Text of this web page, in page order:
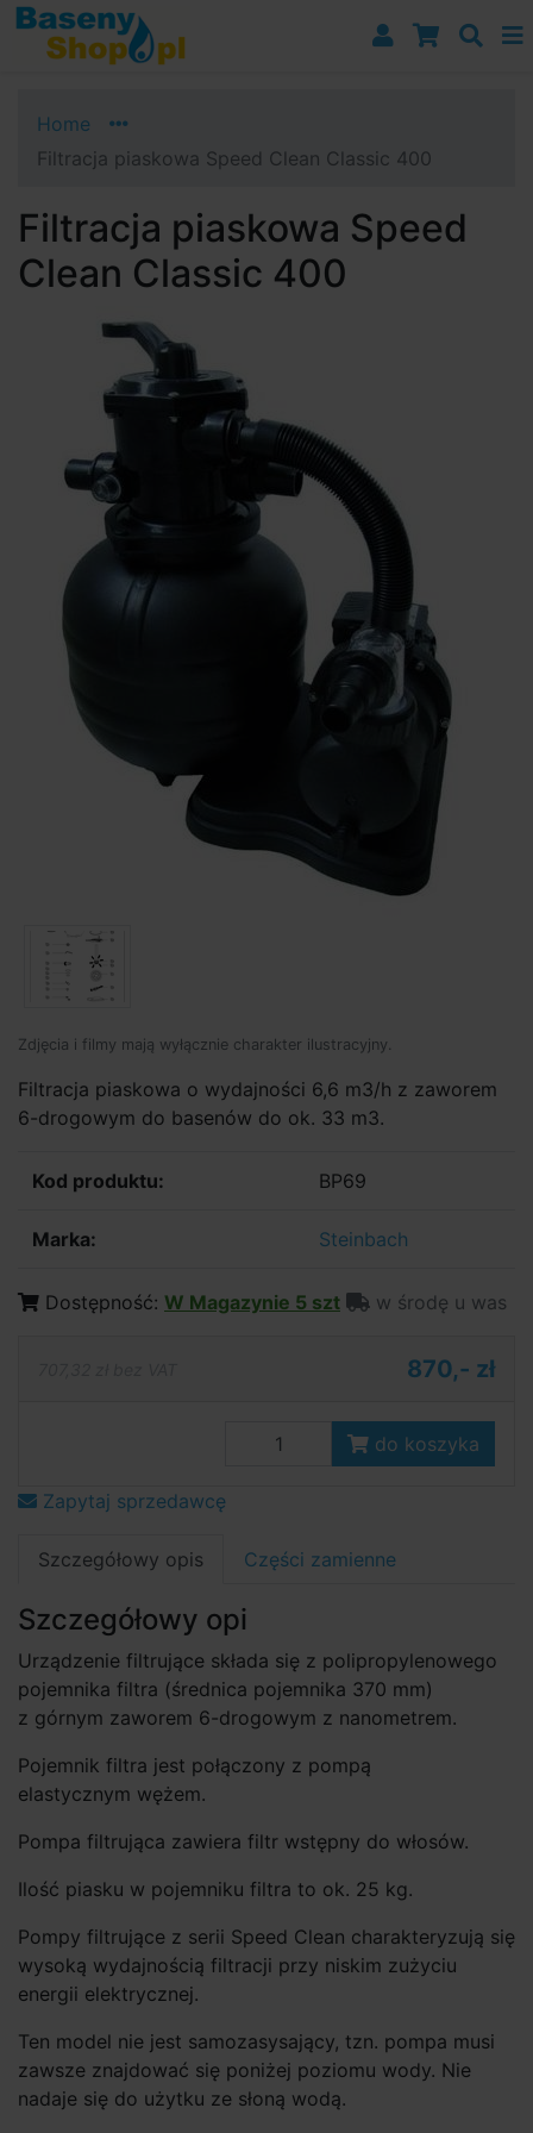
Przejdź do nawigacji
Przejdź do treści
Przejdź do paska bocznego
Home
Filtracja piaskowa Speed Clean Classic 400
Filtracja piaskowa Speed
Clean Classic 400
Zdjęcia i filmy mają wyłącznie charakter ilustracyjny.
Filtracja piaskowa o wydajności 6,6 m3/h z zaworem
6-drogowym do basenów do ok. 33 m3.
Kod produktu: BP69
Marka: Steinbach
Dostępność: W Magazynie 5 szt w środę u was
870,- zł
do koszyka
Zapytaj sprzedawcę
Szczegółowy opis Części zamienne
Szczegółowy opi
Urządzenie filtrujące składa się z polipropylenowego
pojemnika filtra (średnica pojemnika 370 mm)
z górnym zaworem 6-drogowym z nanometrem.
Pojemnik filtra jest połączony z pompą
elastycznym wężem.
Pompa filtrująca zawiera filtr wstępny do włosów.
Ilość piasku w pojemniku filtra to ok. 25 kg.
Pompy filtrujące z serii Speed Clean charakteryzują się
wysoką wydajnością filtracji przy niskim zużyciu
energii elektrycznej.
Ten model nie jest samozasysający, tzn. pompa musi
zawsze znajdować się poniżej poziomu wody. Nie
nadaje się do użytku ze słoną wodą.